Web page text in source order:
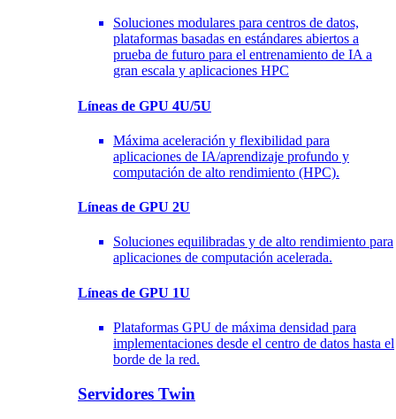
Soluciones modulares para centros de datos,
plataformas basadas en estándares abiertos a
prueba de futuro para el entrenamiento de IA a
gran escala y aplicaciones HPC
Líneas de GPU 4U/5U
Máxima aceleración y flexibilidad para
aplicaciones de IA/aprendizaje profundo y
computación de alto rendimiento (HPC).
Líneas de GPU 2U
Soluciones equilibradas y de alto rendimiento para
aplicaciones de computación acelerada.
Líneas de GPU 1U
Plataformas GPU de máxima densidad para
implementaciones desde el centro de datos hasta el
borde de la red.
Servidores Twin